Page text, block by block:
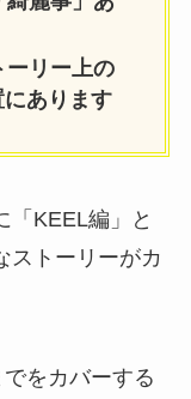
ーリー上の
あります
「KEEL編」と
ストーリーがカ
をカバーする